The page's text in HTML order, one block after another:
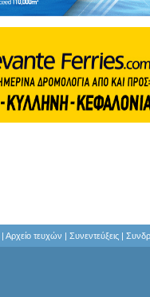
| Αρχείο τευχών | Συνεντεύξεις |